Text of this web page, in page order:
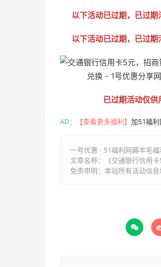
以下活动已过期，已过期
以下活动已过期，已过期
已过期活动仅供
AD： 【查看更多福利】 加51福
一号优惠 · 51福利网薅羊毛
文章名称：
《交通银行信用
免责申明：本站所有活动信
